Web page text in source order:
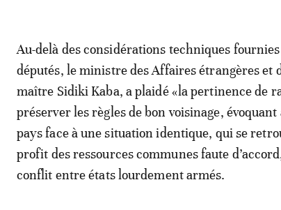
Au-delà des considérations techniques
députés, le ministre des Affaires étrangères et
maître Sidiki Kaba, a plaidé «la pertinence de
préserver les règles de bon voisinage, évoquant
pays face à une situation identique, qui se
profit des ressources communes faute
conflit entre états lourdement armés.